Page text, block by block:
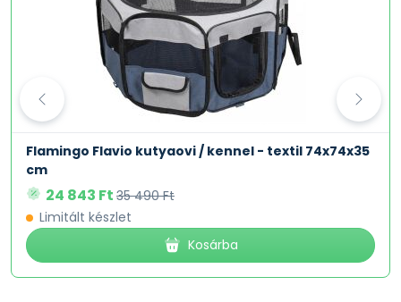
Flamingo Flavio kutyaovi / kennel - textil 74x74x35
cm
24 843 Ft 35 490 Ft
Limitált készlet
Kosárba